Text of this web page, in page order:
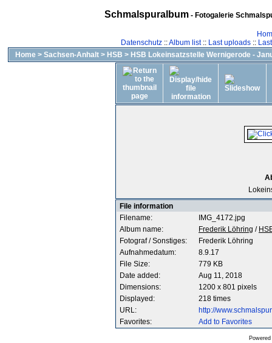
Schmalspuralbum- Fotogalerie
Datenschutz::Album list:: Last uploads::
Home > Sachsen-Anhalt > HSB > HSB Lokeinsatzstelle Wernigerode -
File information
Filename:
IMG_4172.jpg
Album name:
Frederik Löhring /
Fotograf / Sonstiges:
Frederik Löhring
Aufnahmedatum:
8.9.17
File Size:
779 KB
Date added:
Aug 11, 2018
Dimensions:
1200 x 801 pixels
Displayed:
218 times
URL:
http://
Favorites:
Add to Favorites